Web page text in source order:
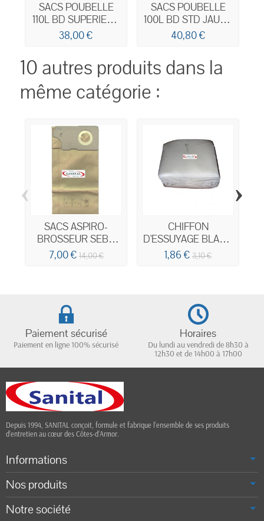
SACS POUBELLE
110L BD SUPERIEUR
NOIR 45µm
38,00 €
SACS POUBELLE
100L BD STD JAUNE
30MY
40,80 €
10 autres produits dans la
même catégorie :
SACS ASPIRO-
BROSSEUR SEBO
350 360 460
7,00 €14,00 €
CHIFFON
D'ESSUYAGE BLANC
GAUFRE 29x38CM
50GR/M²
1,86 € 3,10 €
‹ ›
Paiement sécurisé
Paiement en ligne 100% sécurisé
Horaires
Du lundi au vendredi de 8h30 à
12h30 et de 14h00 à 17h00
Depuis 1994, SANITAL conçoit, formule et fabrique l’ensemble de ses produits
d’entretien au cœur des Côtes-d’Armor.
Informations
Nos produits
Notre société